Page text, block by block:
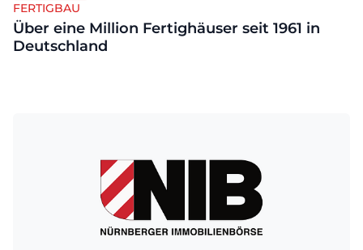
FERTIGBAU
Über eine Million Fertighäuser seit 1961 in
Deutschland